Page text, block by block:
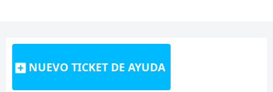
NUEVO TICKET DE AYUDA